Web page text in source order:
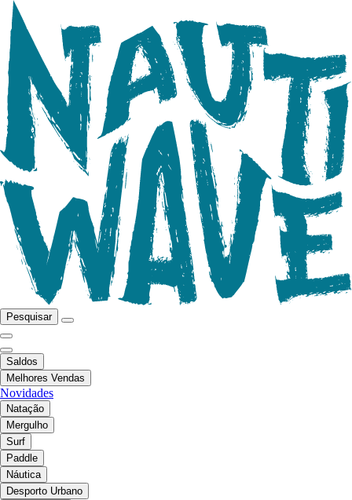
Pesquisar
Saldos
Melhores Vendas
Novidades
Natação
Mergulho
Surf
Paddle
Náutica
Desporto Urbano